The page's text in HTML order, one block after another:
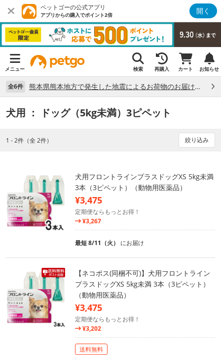
ペットゴーの公式アプリ
アプリからの購入でポイント2倍 開く
メニュー 検索 再購入 カート お知らせ
全6件 熊本県熊本地方で発生した地震によるお荷物のお届け状況について （7/28）
犬用 ： ドッグ（5kg未満）3ピペット
1 - 2件（全 2件） 絞り込み
犬用フロントラインプラスドッグXS 5kg未満
3本（3ピペット）（動物用医薬品）
¥3,475
定期便ならもっとお得！
¥3,267
最短 8/11（火） にお届け
【ネコポス(同梱不可)】犬用フロントライン
プラスドッグXS 5kg未満 3本（3ピペット）
（動物用医薬品）
¥3,475
定期便ならもっとお得！
¥3,202
送料無料